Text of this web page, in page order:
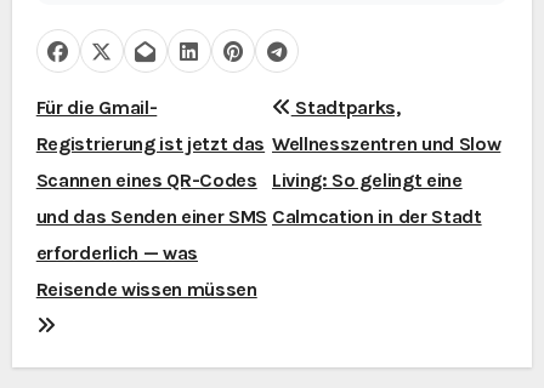
B
e
i
t
r
a
Für die Gmail-
Registrierung ist jetzt das
Scannen eines QR-Codes
und das Senden einer SMS
erforderlich — was
Reisende wissen müssen
Stadtparks,
Wellnesszentren und Slow
Living: So gelingt eine
Calmcation in der Stadt